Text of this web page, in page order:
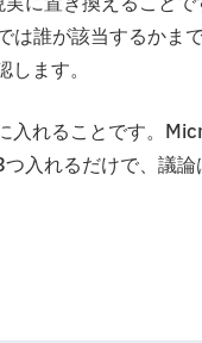
誰が該当するかま
ます。
入れることです。
入れるだけで、議論